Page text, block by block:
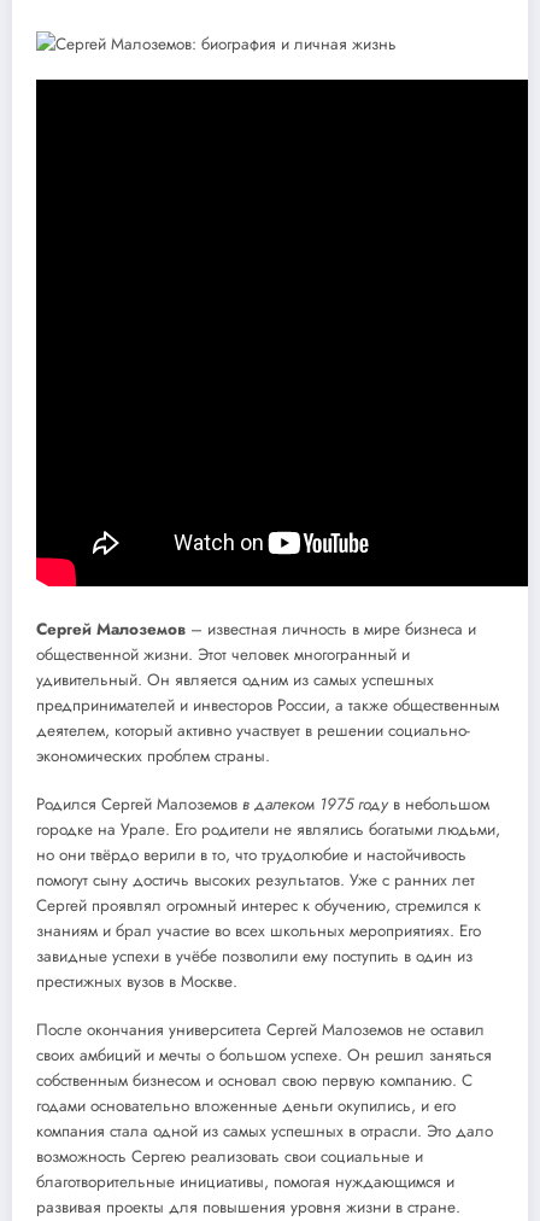
Сергей Малоземов – известная личность в мире бизнеса и
общественной жизни. Этот человек многогранный и
удивительный. Он является одним из самых успешных
предпринимателей и инвесторов России, а также общественным
деятелем, который активно участвует в решении социально-
экономических проблем страны.
Родился Сергей Малоземов в далеком 1975 году в небольшом
городке на Урале. Его родители не являлись богатыми людьми,
но они твёрдо верили в то, что трудолюбие и настойчивость
помогут сыну достичь высоких результатов. Уже с ранних лет
Сергей проявлял огромный интерес к обучению, стремился к
знаниям и брал участие во всех школьных мероприятиях. Его
завидные успехи в учёбе позволили ему поступить в один из
престижных вузов в Москве.
После окончания университета Сергей Малоземов не оставил
своих амбиций и мечты о большом успехе. Он решил заняться
собственным бизнесом и основал свою первую компанию. С
годами основательно вложенные деньги окупились, и его
компания стала одной из самых успешных в отрасли. Это дало
возможность Сергею реализовать свои социальные и
благотворительные инициативы, помогая нуждающимся и
развивая проекты для повышения уровня жизни в стране.